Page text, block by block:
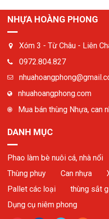
NHỰA HOÀNG PHONG
Xóm 3 - Từ Châu - Liên
0972.804.827
nhuahoangphong.com
Mua bán thùng Nhựa, can
DANH MỤC
Phao làm bè nuôi cá, nhà nổi
Thùng phuy
Can nhựa
Pallet các loại
thùng sắt
Dụng cụ niêm phong